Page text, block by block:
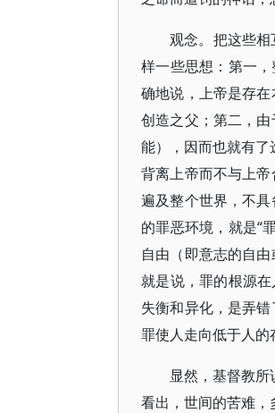
观念。把这些
样一些思想：第一
确地说，上帝是存
创造之父；第二，
能），因而也就有了
背离上帝而不与上
遍及整个世界，不
的罪恶环境，就是“
自由（即意志的自
就是说，罪的根源
失衡和异化，是弄
罪使人走向低于人
显然，基督教所
看出，世间的苦难，